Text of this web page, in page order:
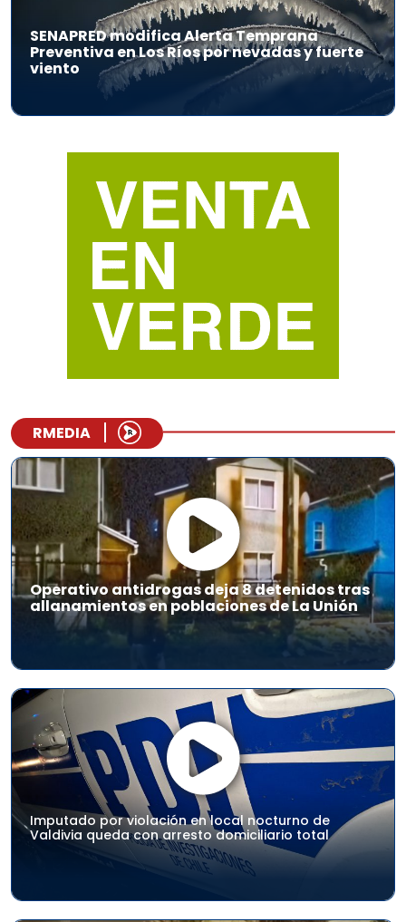
SENAPRED modifica Alerta Temprana
Preventiva en Los Ríos por nevadas y fuerte
viento
RMEDIA
Operativo antidrogas deja 8 detenidos tras
allanamientos en poblaciones de La Unión
Imputado por violación en local nocturno de
Valdivia queda con arresto domiciliario total